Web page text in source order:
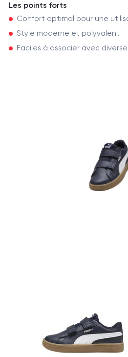
Les points forts
Confort optimal pour une
Style moderne et polyvalent
Faciles à associer avec